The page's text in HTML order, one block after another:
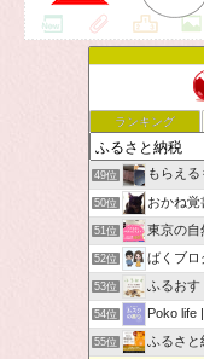
ランキング
49位 もらえる
50位 おかね覚
51位 東京の
52位 ばくブロ
53位 ふるおす
54位 Poko life
55位 ふるさと